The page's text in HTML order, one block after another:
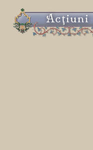
Acţiuni